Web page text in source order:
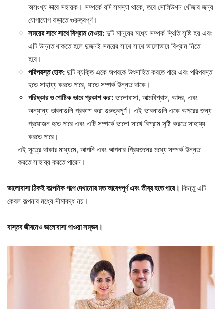
অসংখ্য ভাবে সহায়ক। সম্পর্কে যদি সমস্যা থাকে, তবে সোলিউশন খোঁজার জন্য
যোগাযোগ বাড়াতে গুরুত্বপূর্ণ।
সময়ের সাথে সাথে বিশ্রাম নেওয়া: দুটি মানুষের মধ্যে সম্পর্ক স্থিতি সৃষ্টি হয় এবং
এটি উন্নত থাকতে হলে দুজনই সময়ের সাথে সাথে ভালোভাবে বিশ্রাম নিতে
হবে।
পরিপরস্ত হোক: দুটি ব্যক্তি একে অপরকে উৎসাহিত করতে পারে এবং পরিপরস্ত
হতে সাহায্য করতে পারে, যাতে সম্পর্ক উন্নত থাকে।
পরিষ্কার ও পোষ্টিক ভাবে প্রকাশ করা: ভালোবাসা, আত্মবিশ্বাস, আদর, এবং
অন্যান্য ভাবনাগুলি প্রকাশ করা গুরুত্বপূর্ণ। এই ভাবনাগুলি একে অপরের জন্য
প্রয়োজন হতে পারে এবং এটি সম্পর্কে ভালো সাথে বিশ্রাম সৃষ্টি করতে সাহায্য
করতে পারে।
এই সূত্রে থাকার মাধ্যমে, আপনি এবং আপনার প্রিয়জনের মধ্যে সম্পর্ক উন্নত
করতে সাহায্য করতে পারেন।
ভালোবাসা ঠিকই কাল্পনিক গল্পে দেখানোর মত আবেগপূর্ণ এবং তীব্র হতে পারে। কিন্তু এটি
কেবল কল্পনার মধ্যে সীমাবদ্ধ নয়।
বাস্তব জীবনেও ভালোবাসা পাওয়া সম্ভব।